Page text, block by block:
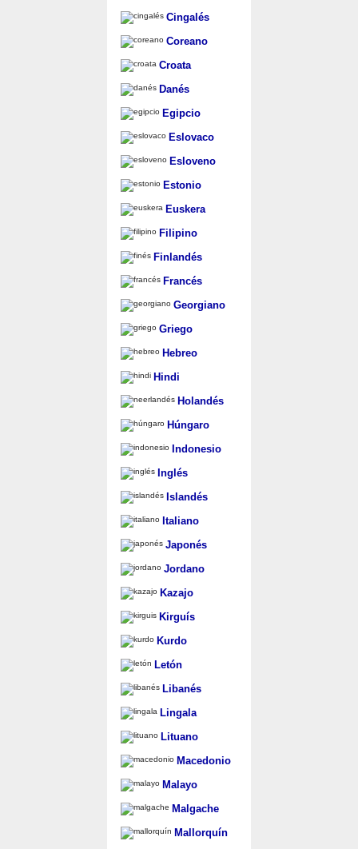
Cingalés
Coreano
Croata
Danés
Egipcio
Eslovaco
Esloveno
Estonio
Euskera
Filipino
Finlandés
Francés
Georgiano
Griego
Hebreo
Hindi
Holandés
Húngaro
Indonesio
Inglés
Islandés
Italiano
Japonés
Jordano
Kazajo
Kirguís
Kurdo
Letón
Libanés
Lingala
Lituano
Macedonio
Malayo
Malgache
Mallorquín